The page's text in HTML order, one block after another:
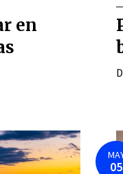
en
05